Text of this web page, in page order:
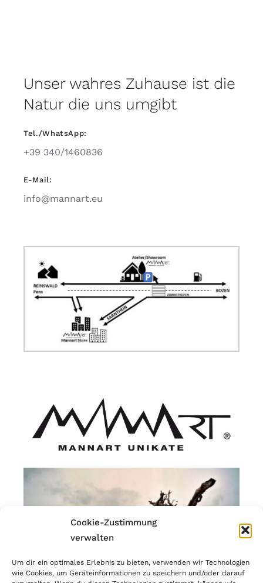
Cookie-Zustimmung
verwalten
Um dir ein optimales Erlebnis zu bieten, verwenden wir Technologien
wie Cookies, um Geräteinformationen zu speichern und/oder darauf
Unser wahres Zuhause ist die
Natur die uns umgibt
Tel./WhatsApp:
+39 340/1460836
E-Mail:
info@mannart.eu